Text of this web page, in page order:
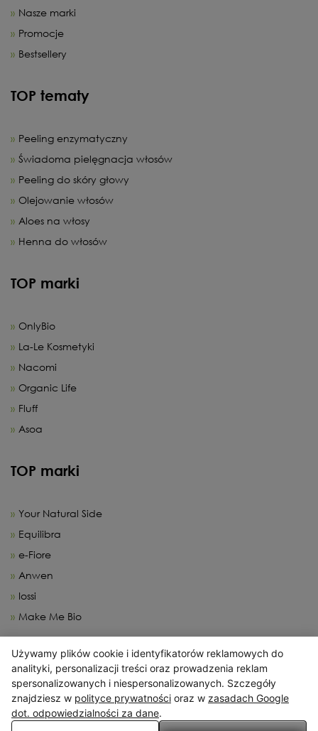
Nasze marki
Promocje
Bestsellery
TOP tematy
Peeling enzymatyczny
Świadoma pielęgnacja włosów
Peeling do skóry głowy
Olejowanie włosów
Aloes na włosy
Henna do włosów
TOP marki
OnlyBio
La-Le Kosmetyki
Nacomi
Organic Life
Fluff
Asoa
TOP marki
Your Natural Side
Equilibra
e-Fiore
Anwen
Iossi
Make Me Bio
Serwis wykorzystuje pliki cookies. Korzystając ze strony
wyrażasz zgodę na wykorzystywanie plików cookies, w zakresie
odpowiadającym konfiguracji Twojej przeglądarki.
Używamy plików cookie i identyfikatorów reklamowych do
analityki, personalizacji treści oraz prowadzenia reklam
spersonalizowanych i niespersonalizowanych. Szczegóły
znajdziesz w polityce prywatności oraz w zasadach Google
dot. odpowiedzialności za dane.